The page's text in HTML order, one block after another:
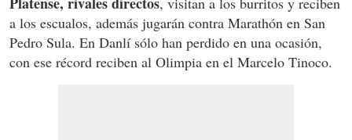
a los escualos, además jugarán contra Marathón en San
Pedro Sula. En Danlí sólo han perdido en una ocasión,
con ese récord reciben al Olimpia en el Marcelo Tinoco.